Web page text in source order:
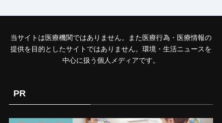
当サイトは医療機関ではありません。また医療行為・医療情報の
提供を目的としたサイトではありません。環境・生活ニュースを
中心に扱う個人メディアです。
PR